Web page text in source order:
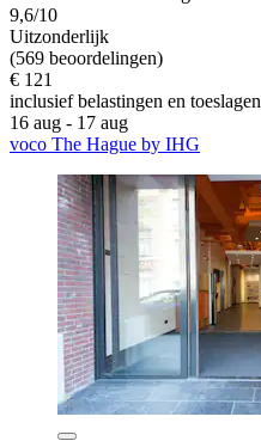
9,6/10
Uitzonderlijk
(569 beoordelingen)
€ 121
inclusief belastingen en toeslagen
16 aug - 17 aug
voco The Hague by IHG